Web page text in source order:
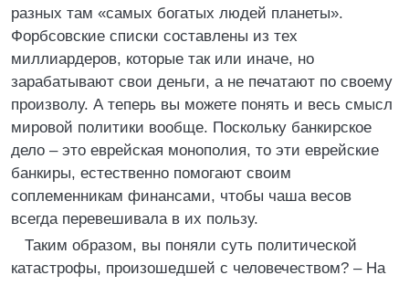
разных там «самых богатых людей планеты».
Форбсовские списки составлены из тех
миллиардеров, которые так или иначе, но
зарабатывают свои деньги, а не печатают по своему
произволу. А теперь вы можете понять и весь смысл
мировой политики вообще. Поскольку банкирское
дело – это еврейская монополия, то эти еврейские
банкиры, естественно помогают своим
соплеменникам финансами, чтобы чаша весов
всегда перевешивала в их пользу.
Таким образом, вы поняли суть политической
катастрофы, произошедшей с человечеством? – На